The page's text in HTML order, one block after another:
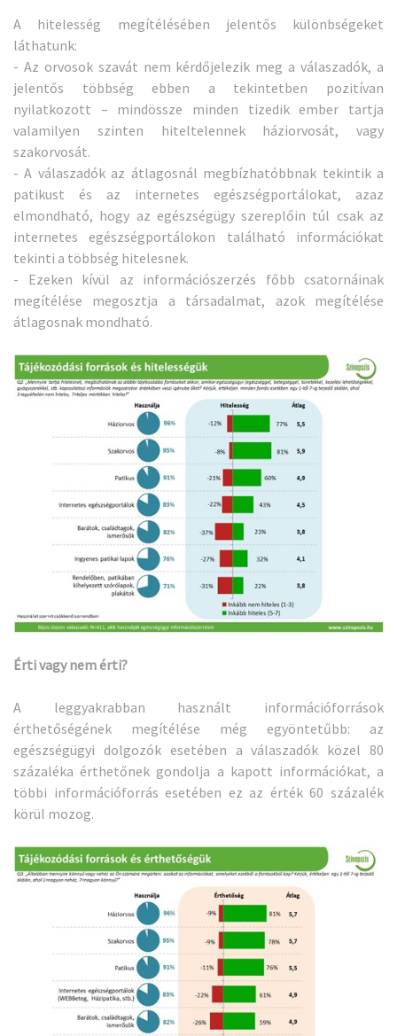
A hitelesség megítélésében jelentős különbségeket
láthatunk:
- Az orvosok szavát nem kérdőjelezik meg a válaszadók, a
jelentős többség ebben a tekintetben pozitívan
nyilatkozott – mindössze minden tizedik ember tartja
valamilyen szinten hiteltelennek háziorvosát, vagy
szakorvosát.
- A válaszadók az átlagosnál megbízhatóbbnak tekintik a
patikust és az internetes egészségportálokat, azaz
elmondható, hogy az egészségügy szereplőin túl csak az
internetes egészségportálokon található információkat
tekinti a többség hitelesnek.
- Ezeken kívül az információszerzés főbb csatornáinak
megítélése megosztja a társadalmat, azok megítélése
átlagosnak mondható.
Érti vagy nem érti?
A leggyakrabban használt információforrások
érthetőségének megítélése még egyöntetűbb: az
egészségügyi dolgozók esetében a válaszadók közel 80
százaléka érthetőnek gondolja a kapott információkat, a
többi információforrás esetében ez az érték 60 százalék
körül mozog.